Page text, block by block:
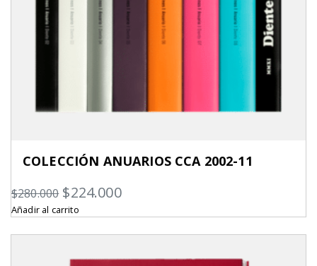
COLECCIÓN ANUARIOS CCA 2002-11
$280.000 El
precio
original
era:
$224.000El
precio
actual
es:
Añadir al carrito